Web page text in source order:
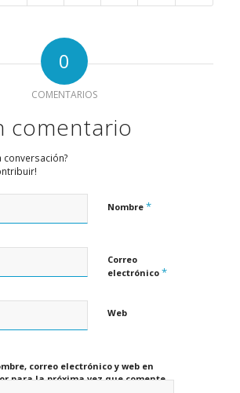
0
COMENTARIOS
comentario
conversación?
Nombre *
Correo
electrónico *
Web
correo electrónico y web en
para la próxima vez que comente.